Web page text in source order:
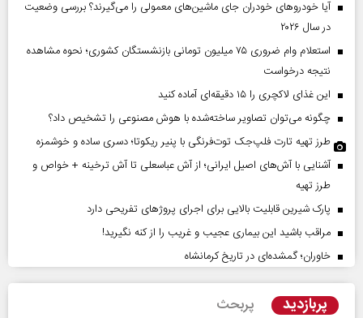
آیا خودروهای خودران جای ماشین‌های معمولی را می‌گیرند؟ بررسی وضعیت
در سال ۲۰۲۶
استعلام وام ضروری ۷۵ میلیون تومانی بازنشستگان کشوری؛ نحوه مشاهده
نتیجه درخواست
این غذای لاکچری را ۱۵ دقیقه‌ای آماده کنید
چگونه می‌توان تصاویر ساخته‌شده با هوش مصنوعی را تشخیص داد؟
طرز تهیه تارت فلپ‌جک توت‌فرنگی با پنیر ریکوتا؛ دسری ساده و خوشمزه
آشنایی با آش‌های اصیل ایرانی؛ از آش عباسعلی تا آش ترخینه + خواص و
طرز تهیه
پارک شیرین قابلیت‌ بالایی برای اجرای پروژهای تفریحی دارد
مراقب باشید این بیماری عجیب و غریب را از کنه نگیرید!
خاوران؛ گمشده‌ای در تاریخ کرمانشاه
پربازدید پربحث